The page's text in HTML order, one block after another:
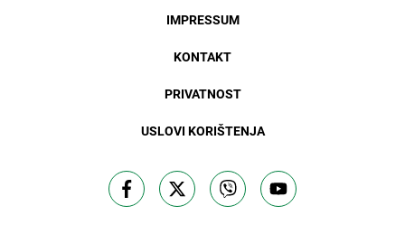
IMPRESSUM
KONTAKT
PRIVATNOST
USLOVI KORIŠTENJA